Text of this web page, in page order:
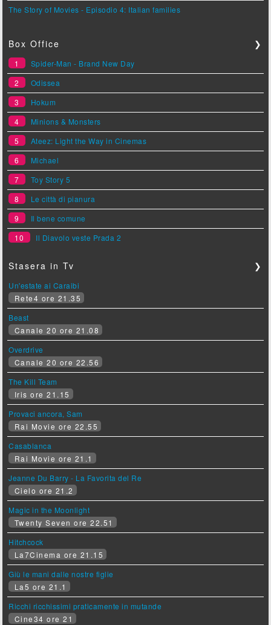
The Story of Movies - Episodio 4: Italian families
Box Office ❯
1
Spider-Man - Brand New Day
2
Odissea
3
Hokum
4
Minions & Monsters
5
Ateez: Light the Way in Cinemas
6
Michael
7
Toy Story 5
8
Le città di pianura
9
Il bene comune
10
Il Diavolo veste Prada 2
Stasera in Tv ❯
Un'estate ai Caraibi
Rete4 ore 21.35
Beast
Canale 20 ore 21.08
Overdrive
Canale 20 ore 22.56
The Kill Team
Iris ore 21.15
Provaci ancora, Sam
Rai Movie ore 22.55
Casablanca
Rai Movie ore 21.1
Jeanne Du Barry - La Favorita del Re
Cielo ore 21.2
Magic in the Moonlight
Twenty Seven ore 22.51
Hitchcock
La7Cinema ore 21.15
Giù le mani dalle nostre figlie
La5 ore 21.1
Ricchi ricchissimi praticamente in mutande
Cine34 ore 21